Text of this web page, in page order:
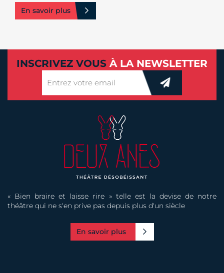
En savoir plus
INSCRIVEZ VOUS À LA NEWSLETTER
« Bien braire et laisse rire » telle est la devise de notre
théâtre qui ne s'en prive pas depuis plus d'un siècle
En savoir plus